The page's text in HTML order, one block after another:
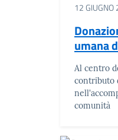
12 GIUGNO
umana
Al centro
contributo
comunità